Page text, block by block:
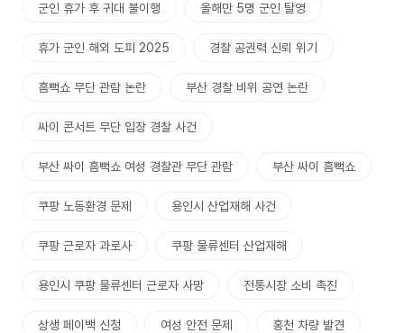
군인 휴가 후 귀대 불이행 올해만 5명 군인 탈영
휴가 군인 해외 도피 2025 경찰 공권력 신뢰 위기
흠뻑쇼 무단 관람 논란 부산 경찰 비위 공연 논란
싸이 콘서트 무단 입장 경찰 사건
부산 싸이 흠뻑쇼 여성 경찰관 무단 관람 부산 싸이 흠뻑쇼
쿠팡 노동환경 문제 용인시 산업재해 사건
쿠팡 근로자 과로사 쿠팡 물류센터 산업재해
용인시 쿠팡 물류센터 근로자 사망 전통시장 소비 촉진
상생 페이백 신청 여성 안전 문제 홍천 차량 발견